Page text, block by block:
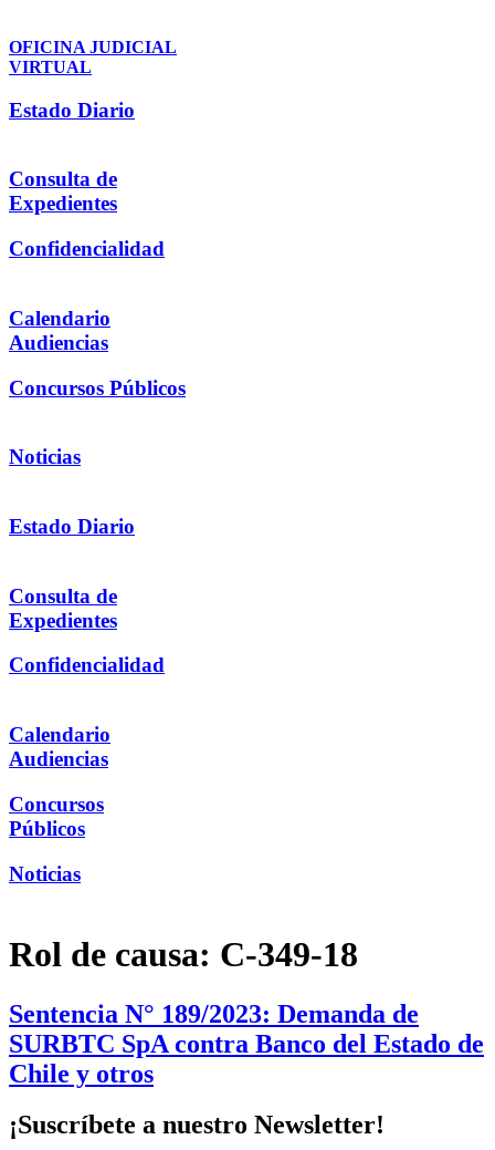
OFICINA JUDICIAL
VIRTUAL
Estado Diario
Consulta de
Expedientes
Confidencialidad
Calendario
Audiencias
Concursos Públicos
Noticias
Estado Diario
Consulta de
Expedientes
Confidencialidad
Calendario
Audiencias
Concursos
Públicos
Noticias
Rol de causa: C-349-18
Sentencia N° 189/2023: Demanda de
SURBTC SpA contra Banco del Estado de
Chile y otros
¡Suscríbete a nuestro Newsletter!